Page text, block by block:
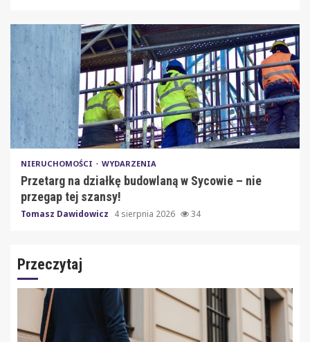
NIERUCHOMOŚCI WYDARZENIA
Przetarg na działkę budowlaną w Sycowie – nie
przegap tej szansy!
Tomasz Dawidowicz 4 sierpnia 2026 34
Przeczytaj